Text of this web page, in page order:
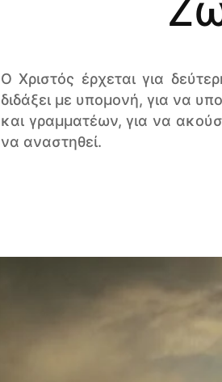
O Χριστός έρχεται για
διδάξει με υπομονή, για να
και γραμματέων, για να
να αναστηθεί.